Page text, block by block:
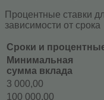
Процентные ставки
зависимости от срока
Сроки и
Минимальная
сумма вклада
3 000,00
100 000,00